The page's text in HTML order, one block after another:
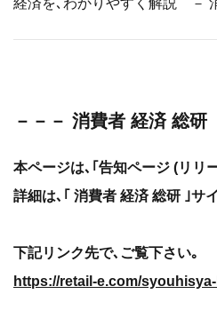
－－－ 消費者 経済 総研
本ページは､｢告知ページ (リリ
詳細は､｢ 消費者 経済 総研 ｣サ
下記リンク先で､ご覧下さい｡